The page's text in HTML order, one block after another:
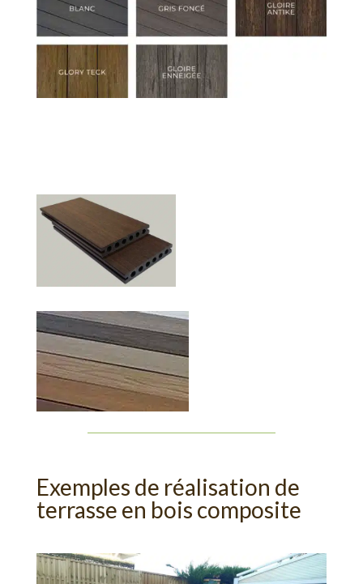
Exemples de réalisation de
terrasse en bois composite